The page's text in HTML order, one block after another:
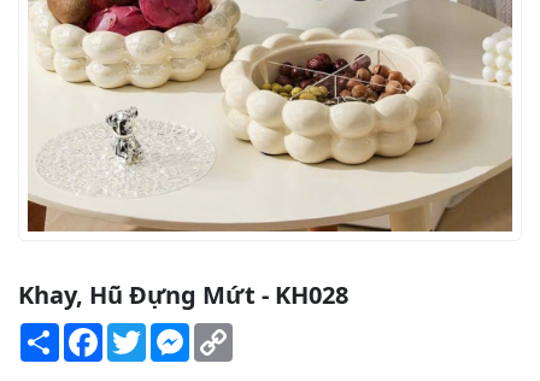
Khay, Hũ Đựng Mứt - KH028
Share Facebook
TwitterMessenger